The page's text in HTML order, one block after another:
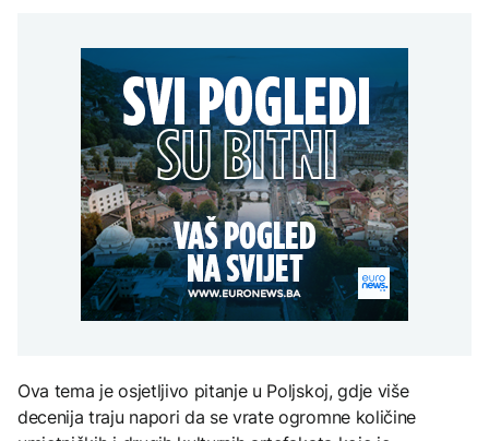
Crishock: OHR spreman
na dijalog sa svim
političkim akterima u BiH
odgovore o planiranoj
blizini Manastira Ostrog
EVROPA
Sudar dva tramvaja u
Njemačkoj, 25 osoba
povrijeđeno
ZDRAVLJE
Šta je Ciklospora i da li
prijeti širenje u Evropi?
KULTURA
Sarajevo Fest početkom
septembra: Stiže
evropski pozorišni
Ova tema je osjetljivo pitanje u Poljskoj, gdje više
decenija traju napori da se vrate ogromne količine